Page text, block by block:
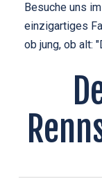
Besuche uns
einzigartiges
ob jung, ob alt: